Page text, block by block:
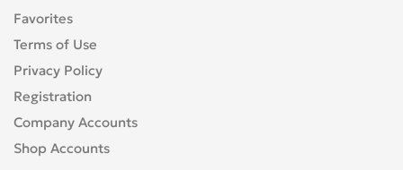
Favorites
Terms of Use
Privacy Policy
Registration
Company Accounts
Shop Accounts